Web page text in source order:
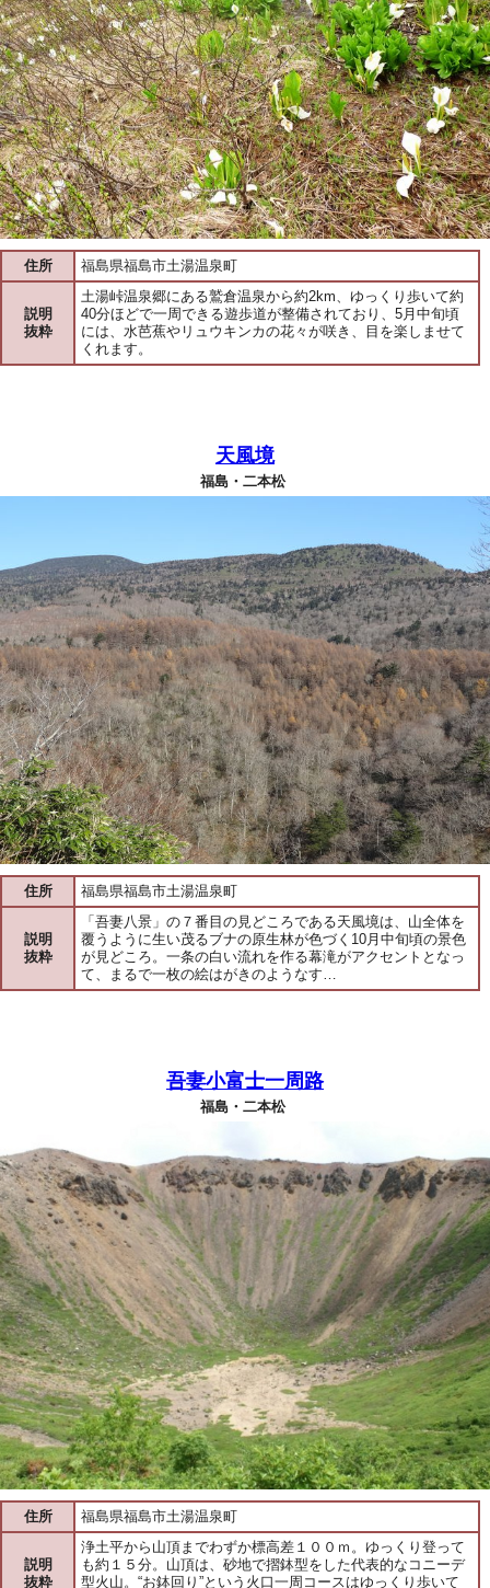
住所 福島県福島市土湯温泉町
説明
抜粋
土湯峠温泉郷にある鷲倉温泉から約2km、ゆっくり歩いて約
40分ほどで一周できる遊歩道が整備されており、5月中旬頃
には、水芭蕉やリュウキンカの花々が咲き、目を楽しませて
くれます。
天風境
福島・二本松
住所 福島県福島市土湯温泉町
説明
抜粋
「吾妻八景」の７番目の見どころである天風境は、山全体を
覆うように生い茂るブナの原生林が色づく10月中旬頃の景色
が見どころ。一条の白い流れを作る幕滝がアクセントとなっ
て、まるで一枚の絵はがきのようなす…
吾妻小富士一周路
福島・二本松
住所 福島県福島市土湯温泉町
説明
抜粋
浄土平から山頂までわずか標高差１００ｍ。ゆっくり登って
も約１５分。山頂は、砂地で摺鉢型をした代表的なコニーデ
型火山。“お鉢回り”という火口一周コースはゆっくり歩いて